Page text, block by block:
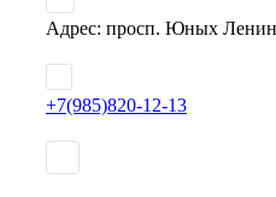
Адрес: ­просп. Юных
+7(985)820-12-13